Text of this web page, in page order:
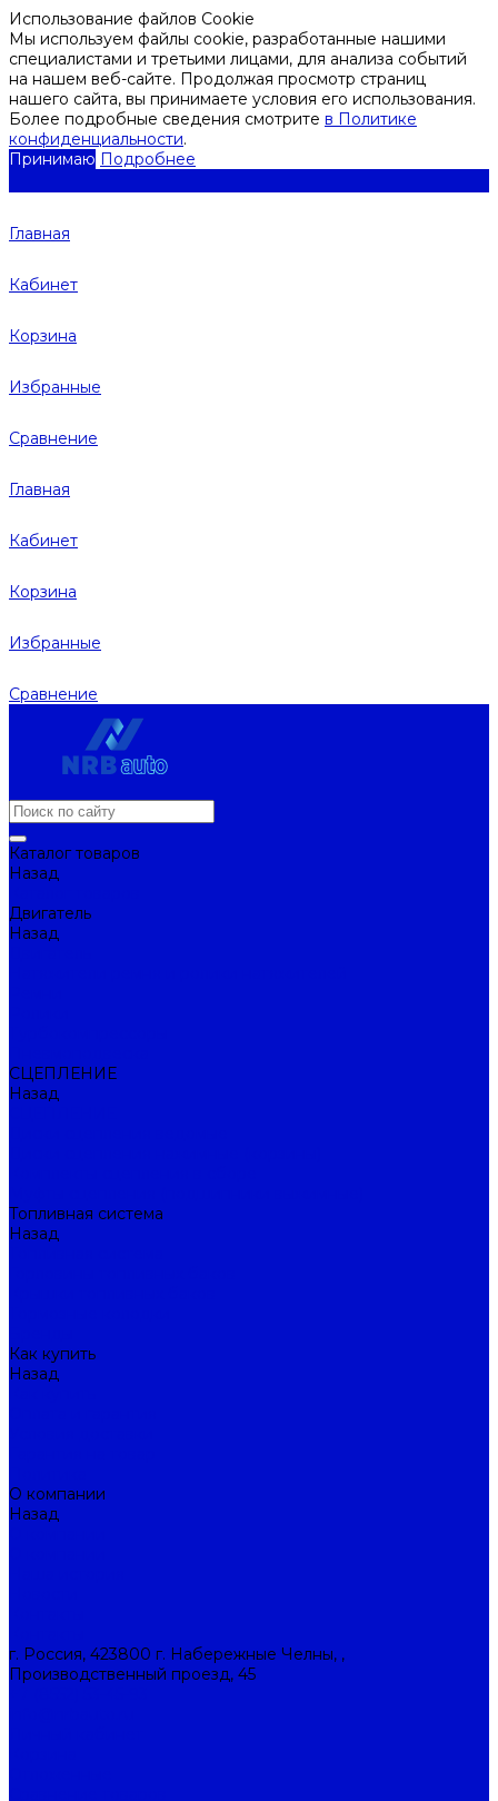
Использование файлов Cookie
Мы используем файлы cookie, разработанные нашими
специалистами и третьими лицами, для анализа событий
на нашем веб-сайте. Продолжая просмотр страниц
нашего сайта, вы принимаете условия его использования.
Более подробные сведения смотрите в Политике
конфиденциальности.
Принимаю Подробнее
Главная
Кабинет
Корзина
Избранные
Сравнение
Главная
Кабинет
Корзина
Избранные
Сравнение
Каталог товаров
Назад
Двигатель
Назад
СЦЕПЛЕНИЕ
Назад
Топливная система
Назад
Как купить
Назад
О компании
Назад
г. Россия, 423800 г. Набережные Челны, ,
Производственный проезд, 45